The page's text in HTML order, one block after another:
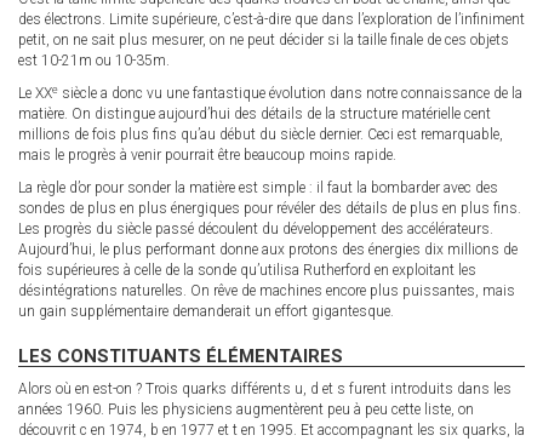
des électrons. Limite supérieure, c’est-à-dire que dans l’exploration de l’infiniment
petit, on ne sait plus mesurer, on ne peut décider si la taille finale de ces objets
est 10-21m ou 10-35m.
Le XXe siècle a donc vu une fantastique évolution dans notre connaissance de la
matière. On distingue aujourd’hui des détails de la structure matérielle cent
millions de fois plus fins qu’au début du siècle dernier. Ceci est remarquable,
mais le progrès à venir pourrait être beaucoup moins rapide.
La règle d’or pour sonder la matière est simple : il faut la bombarder avec des
sondes de plus en plus énergiques pour révéler des détails de plus en plus fins.
Les progrès du siècle passé découlent du développement des accélérateurs.
Aujourd’hui, le plus performant donne aux protons des énergies dix millions de
fois supérieures à celle de la sonde qu’utilisa Rutherford en exploitant les
désintégrations naturelles. On rêve de machines encore plus puissantes, mais
un gain supplémentaire demanderait un effort gigantesque.
LES CONSTITUANTS ÉLÉMENTAIRES
Alors où en est-on ? Trois quarks différents u, d et s furent introduits dans les
années 1960. Puis les physiciens augmentèrent peu à peu cette liste, on
découvrit c en 1974, b en 1977 et t en 1995. Et accompagnant les six quarks, la